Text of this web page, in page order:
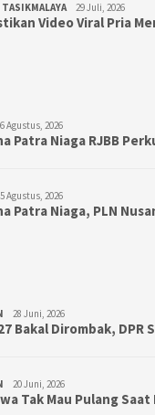
TASIKMALAYA 29 Juli, 2026
Video Viral Pria
6 Agustus, 2026
Patra Niaga RJBB
5 Agustus, 2026
Patra Niaga, PLN
28 Juni, 2026
Bakal Dirombak,
20 Juni, 2026
Tak Mau Pulang